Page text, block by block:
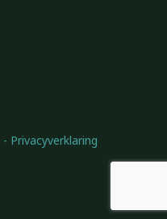
- Privacyverklaring